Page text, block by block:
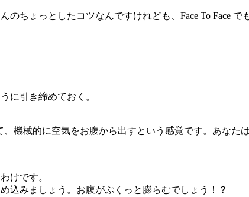
ちょっとしたコツなんですけれども、Face To Face
に引き締めておく。
機械的に空気をお腹から出すという感覚です。あなたは
けです。
込みましょう。お腹がぷくっと膨らむでしょう！？